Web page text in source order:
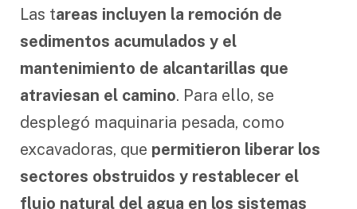
Las tareas incluyen la remoción de
sedimentos acumulados y el
mantenimiento de alcantarillas que
atraviesan el camino. Para ello, se
desplegó maquinaria pesada, como
excavadoras, que permitieron liberar los
sectores obstruidos y restablecer el
flujo natural del agua en los sistemas